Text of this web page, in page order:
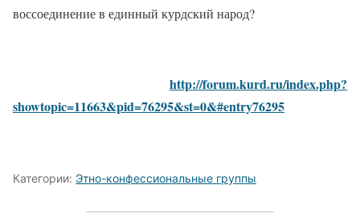
воссоединение в единный курдский народ?
http://forum.kurd.ru/index.php?
showtopic=11663&pid=76295&st=0&#entry76295
Категории: Этно-конфессиональные группы